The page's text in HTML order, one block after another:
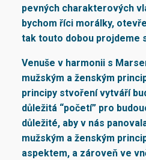
pevných charakterových
bychom říci morálky,
tak touto dobou projdeme
Venuše v harmonii s
mužským a ženským
principy stvoření vytváří
důležitá “početí” pro
důležité, aby v nás
mužským a ženským
aspektem, a zároveň ve